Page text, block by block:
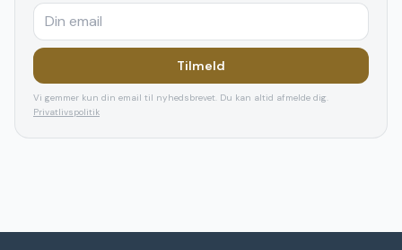
Tilmeld
Vi gemmer kun din email til nyhedsbrevet. Du kan altid afmelde dig.
Privatlivspolitik